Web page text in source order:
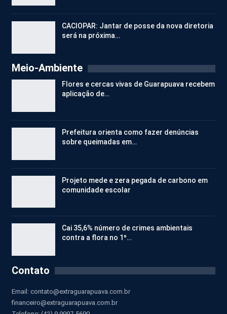
CACIOPAR: Jantar de posse da nova diretoria
será na próxima…
Meio-Ambiente
Flores e cercas vivas de Guarapuava recebem
aplicação de…
Prefeitura orienta como fazer denúncias
sobre queimadas em…
Projeto mede e zera pegada de carbono em
comunidade escolar
Cai 35,6% número de crimes ambientais
contra a flora no 1º…
Contato
Email: contato@extraguarapuava.com.br
financeiro@extraguarapuava.com.br